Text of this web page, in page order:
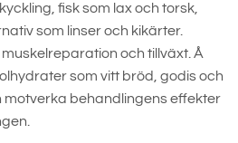
fisk som lax och torsk,
som linser och kikärter.
och tillväxt. Å
som vitt bröd, godis och
motverka behandlingens effekter